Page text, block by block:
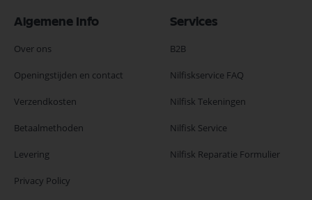
Algemene Info
Over ons
Openingstijden en contact
Verzendkosten
Betaalmethoden
Levering
Privacy Policy
Services
B2B
Nilfiskservice FAQ
Nilfisk Tekeningen
Nilfisk Service
Nilfisk Reparatie Formulier